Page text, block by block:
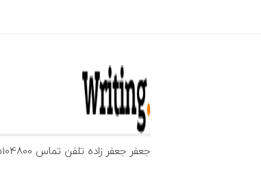
ج
ع
ف
جعفر جعفر زاده تلفن تماس 09185104800 شنبه تا چهارشنبه ساعت 16تا 19 به صورت حضوری و آنلاین